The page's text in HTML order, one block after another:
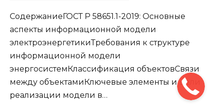
СодержаниеГОСТ Р 58651.1-2019: Основные
аспекты информационной модели
электроэнергетикиТребования к структуре
информационной модели
энергосистемКлассификация объектовСвязи
между объектамиКлючевые элементы и цели
реализации модели в…